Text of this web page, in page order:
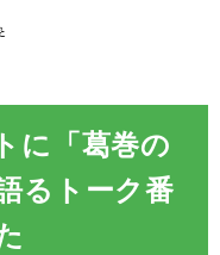
に「葛巻の
るトーク番